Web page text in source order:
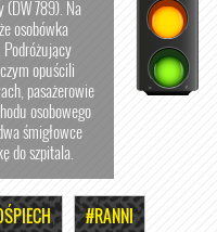
(DW 789). Na
osobówka
Podróżujący
opuścili
pasażerowie
osobowego
śmigłowce
do szpitala.
#RANNI